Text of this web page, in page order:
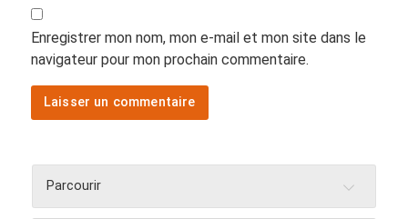
Enregistrer mon nom, mon e-mail et mon site dans le
navigateur pour mon prochain commentaire.
Parcourir